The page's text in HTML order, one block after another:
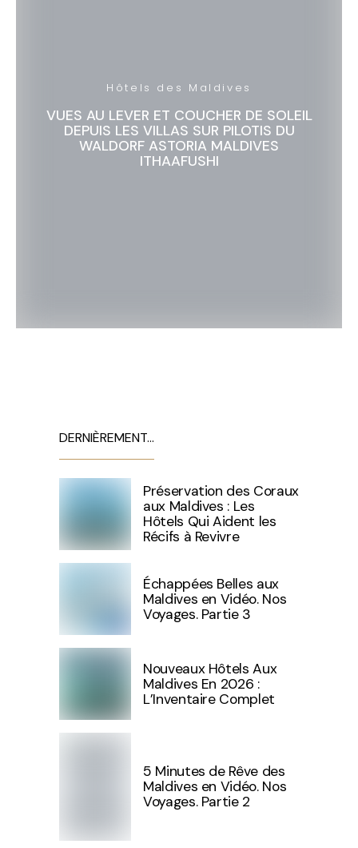
Hôtels des Maldives
VUES AU LEVER ET COUCHER DE SOLEIL
DEPUIS LES VILLAS SUR PILOTIS DU
WALDORF ASTORIA MALDIVES
ITHAAFUSHI
DERNIÈREMENT…
Préservation des Coraux
aux Maldives : Les
Hôtels Qui Aident les
Récifs à Revivre
Échappées Belles aux
Maldives en Vidéo. Nos
Voyages. Partie 3
Nouveaux Hôtels Aux
Maldives En 2026 :
L’Inventaire Complet
5 Minutes de Rêve des
Maldives en Vidéo. Nos
Voyages. Partie 2